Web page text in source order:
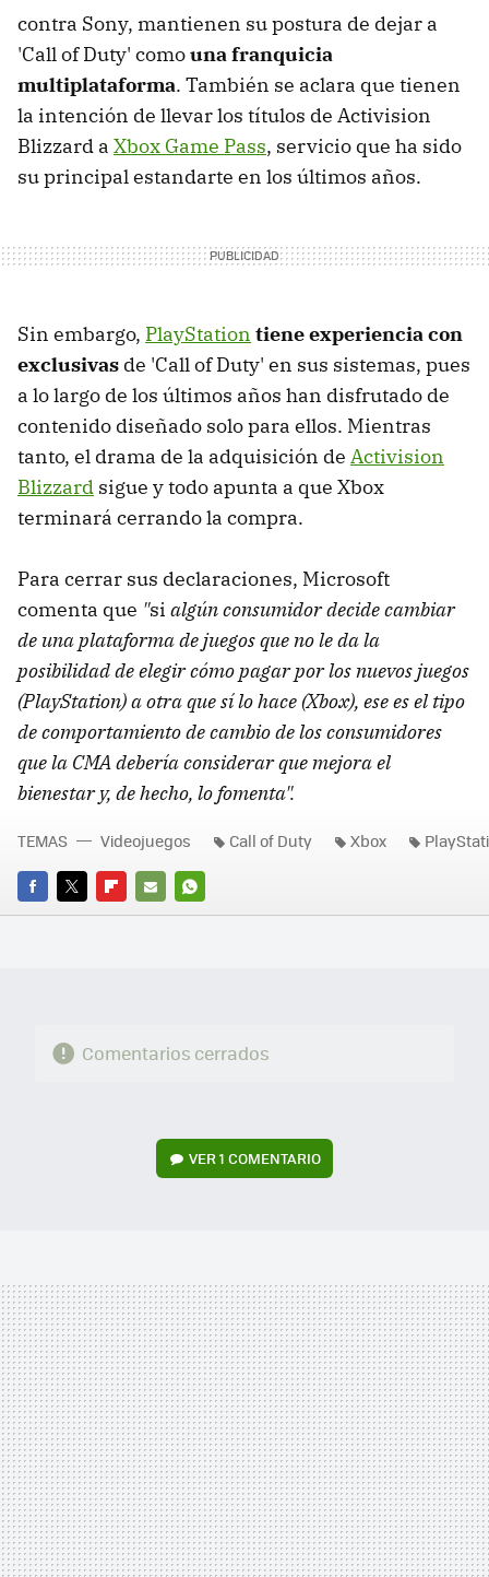
contra Sony, mantienen su postura de dejar a
'Call of Duty' comouna franquicia
multiplataforma. También se aclara que tienen
la intención de llevar los títulos de Activision
Blizzard a Xbox Game Pass, servicio que ha sido
su principal estandarte en los últimos años.
Sin embargo, PlayStation tiene experiencia con
exclusivas de 'Call of Duty' en sus sistemas, pues
a lo largo de los últimos años han disfrutado de
contenido diseñado solo para ellos. Mientras
tanto, el drama de la adquisición de Activision
Blizzard sigue y todo apunta a que Xbox
terminará cerrando la compra.
Para cerrar sus declaraciones, Microsoft
comenta que "si algún consumidor decide cambiar
de una plataforma de juegos que no le da la
posibilidad de elegir cómo pagar por los nuevos juegos
(PlayStation) a otra que sí lo hace (Xbox), ese es el tipo
de comportamiento de cambio de los consumidores
que la CMAdebería considerar que mejora el
bienestar y, de hecho, lo fomenta".
FACEBOOK
TWITTERFLIPBOARD
E-
WHATSAPP
TEMAS Videojuegos Call of Duty Xbox
Comentarios cerrados
VER1 COMENTARIO